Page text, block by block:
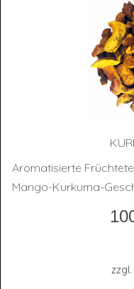
Aromatisierte
Mango-Kurkuma-
zzgl.